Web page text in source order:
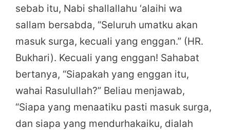
sebab itu, Nabi shallallahu ‘alaihi wa
sallam bersabda, “Seluruh umatku akan
masuk surga, kecuali yang enggan.” (HR.
Bukhari). Kecuali yang enggan! Sahabat
bertanya, “Siapakah yang enggan itu,
wahai Rasulullah?” Beliau menjawab,
“Siapa yang menaatiku pasti masuk surga,
dan siapa yang mendurhakaiku, dialah